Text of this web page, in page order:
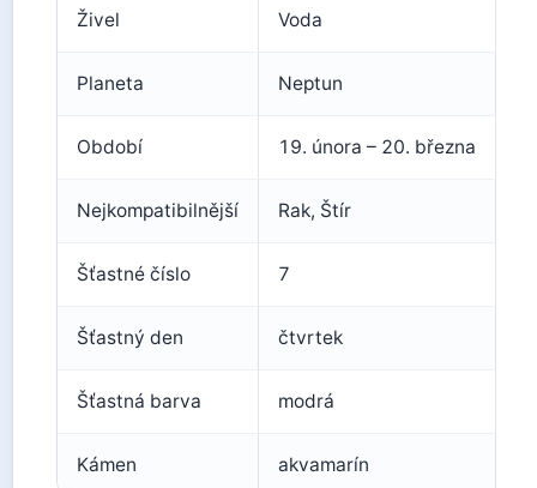
Živel Voda
Planeta Neptun
Období 19. února – 20. března
Nejkompatibilnější Rak, Štír
Šťastné číslo 7
Šťastný den čtvrtek
Šťastná barva modrá
Kámen akvamarín